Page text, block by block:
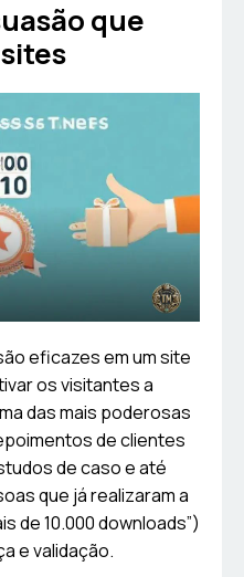
que
eficazes em um site
os visitantes a
das mais poderosas
de clientes
de caso e até
que já realizaram a
de 10.000 downloads”)
e validação.